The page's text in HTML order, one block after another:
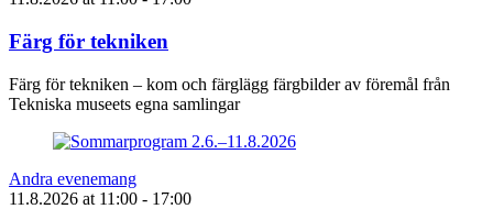
Färg för tekniken
Färg för tekniken – kom och färglägg färgbilder av föremål från
Tekniska museets egna samlingar
Andra evenemang
11.8.2026 at 11:00 - 17:00